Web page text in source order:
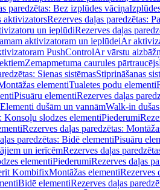
paredzētas: Bez izplūdes vāciņa
aktivizatorsRezerves daļas paredzētas:
un ieplūdiRezerves daļas
aktivizatoram un ieplūdeiAr
PushControlAr vārstu
Zemapmetuma caurules pārtraucējs
Sienas sistēmasStiprināšanas
elementiTualetes podu elementi
Pisuāru elementiRezerves daļas
dušām un vannāmWalk-in
Konsoļu slodzes elementiPiederumi
Rezerves daļas paredzētas:
paredzētas: Bidē elementiPisuāru
un ierīcēmRezerves daļas
elementiPiederumiRezerves daļas
KombifixMontāžas elementiRezerves
Bidē elementiRezerves daļas